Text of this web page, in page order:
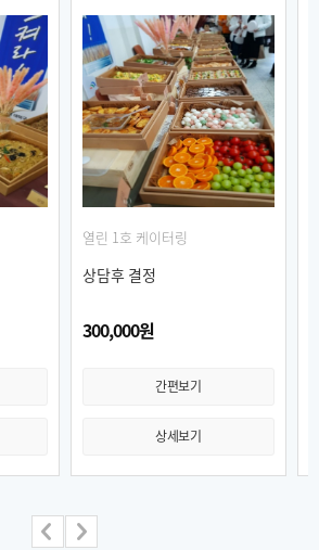
열린 1호 케이터링
상담후 결정
300,000원
간편보기
상세보기